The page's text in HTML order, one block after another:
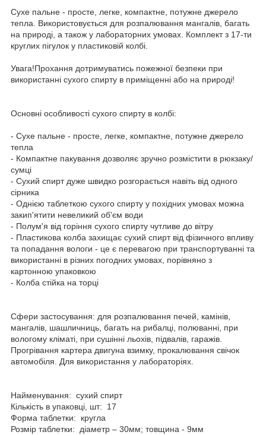
Сухе пальне - просте, легке, компактне, потужне джерело
тепла. Використовується для розпалювання мангалів, багать
на природі, а також у лабораторних умовах. Комплект з 17-ти
круглих пігулок у пластиковій колбі.
Увага!Прохання дотримуватись пожежної безпеки при
використанні сухого спирту в приміщенні або на природі!
Основні особливості сухого спирту в колбі:
- Сухе пальне - просте, легке, компактне, потужне джерело
тепла
- Компактне пакування дозволяє зручно розмістити в рюкзаку/
сумці
- Сухий спирт дуже швидко розгорається навіть від одного
сірника
- Однією таблеткою сухого спирту у похідних умовах можна
закип'ятити невеликий об'єм води
- Полум'я від горіння сухого спирту чутливе до вітру
- Пластикова колба захищає сухий спирт від фізичного впливу
та попадання вологи - це є перевагою при транспортуванні та
використанні в різних погодних умовах, порівняно з
картонною упаковкою
- Колба стійка на торці
Сфери застосування: для розпалювання печей, камінів,
мангалів, шашличниць, багать на рибалці, полюванні, при
вологому кліматі, при сушінні льохів, підвалів, гаражів.
Прогрівання картера двигуна взимку, прокалювання свічок
автомобіля. Для використання у лабораторіях.
Найменування: сухий спирт
Кількість в упаковці, шт: 17
Форма таблетки: кругла
Розмір таблетки: діаметр – 30мм; товщина - 9мм